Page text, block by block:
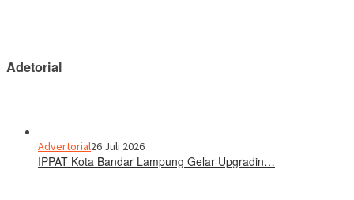
Adetorial
Advertorial26 Juli 2026
IPPAT Kota Bandar Lampung Gelar Upgradin…